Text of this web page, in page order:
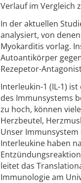
Verlauf im Vergleich
In der aktuellen
analysiert, von
Myokarditis vorlag.
Autoantikörper
Rezepetor-
Interleukin-1 (IL-1)
des Immunsystems
zu hoch, können
Herzbeutel,
Unser
Interleukine haben
leitet das
Immunologie am